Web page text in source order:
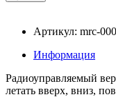
Артикул: mrc-
Информация
Радиоуправляемый
летать вверх, вниз,